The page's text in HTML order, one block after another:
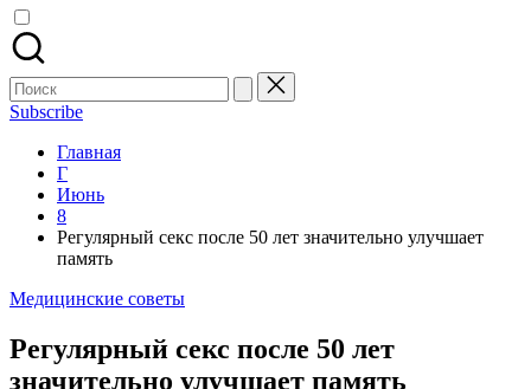
Поиск
для:
Subscribe
Главная
Г
Июнь
8
Регулярный секс после 50 лет значительно улучшает
память
Опубликовано
Медицинские советы
Регулярный секс после 50 лет
значительно улучшает память